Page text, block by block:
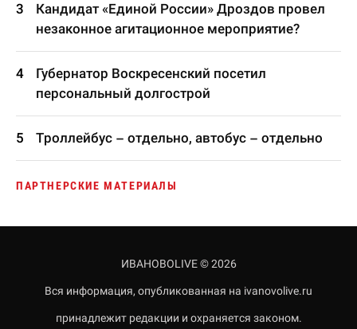
Кандидат «Единой России» Дроздов провел
незаконное агитационное мероприятие?
Губернатор Воскресенский посетил
персональный долгострой
Троллейбус – отдельно, автобус – отдельно
ПАРТНЕРСКИЕ МАТЕРИАЛЫ
ИВАНОВОLIVE © 2026
Вся информация, опубликованная на ivanovolive.ru
принадлежит редакции и охраняется законом.